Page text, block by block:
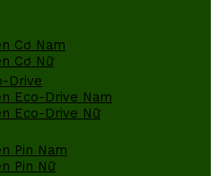
Cơ Nam
Cơ Nữ
Drive
Eco-Drive Nam
Eco-Drive Nữ
Pin Nam
Pin Nữ